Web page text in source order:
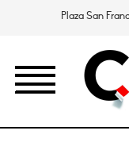
Plaza San